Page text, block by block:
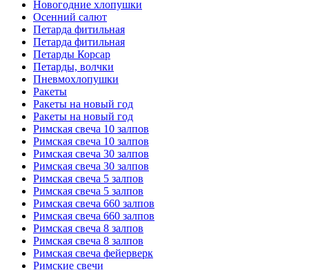
Новогодние хлопушки
Осенний салют
Петарда фитильная
Петарда фитильная
Петарды Корсар
Петарды, волчки
Пневмохлопушки
Ракеты
Ракеты на новый год
Ракеты на новый год
Римская свеча 10 залпов
Римская свеча 10 залпов
Римская свеча 30 залпов
Римская свеча 30 залпов
Римская свеча 5 залпов
Римская свеча 5 залпов
Римская свеча 660 залпов
Римская свеча 660 залпов
Римская свеча 8 залпов
Римская свеча 8 залпов
Римская свеча фейерверк
Римские свечи